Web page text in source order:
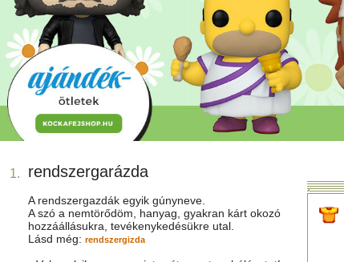
1. rendszergarázda
A rendszergazdák egyik gúnyneve.
A szó a nemtörődöm, hanyag, gyakran kárt okozó
hozzáállásukra, tevékenykedésükre utal.
Lásd még: rendszergizda